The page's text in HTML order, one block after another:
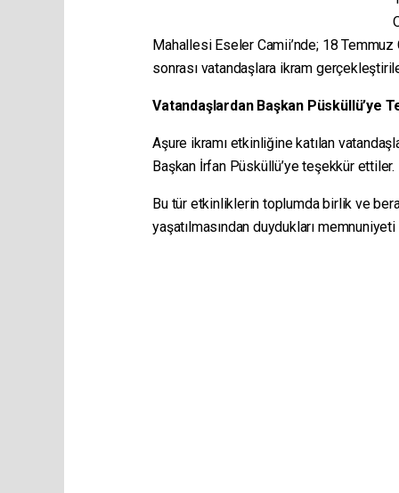
Mahallesi Eseler Camii’nde; 18
sonrası vatandaşlara ikram
Vatandaşlardan Başkan Püsküllü’ye
Aşure ikramı etkinliğine katılan
Başkan İrfan Püsküllü’ye teşekkür ettiler.
Bu tür etkinliklerin toplumda birlik ve
yaşatılmasından duydukları